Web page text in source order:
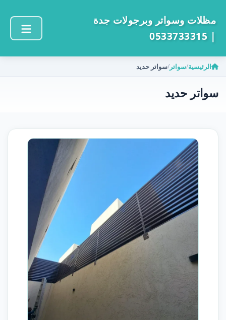
مظلات وسواتر وبرجولات جدة
| 0533733315
الرئيسية/سواتر /سواتر حديد
سواتر حديد